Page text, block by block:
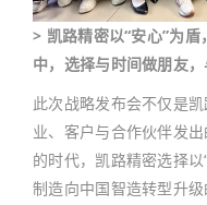
> 凯路精密以“安心”为
中，选择与时间做朋友，
此次战略发布会不仅是
业、客户与合作伙伴发
的时代，凯路精密选择以
制造向中国智造转型升